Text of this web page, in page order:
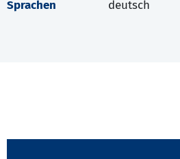
Sprachen deutsch